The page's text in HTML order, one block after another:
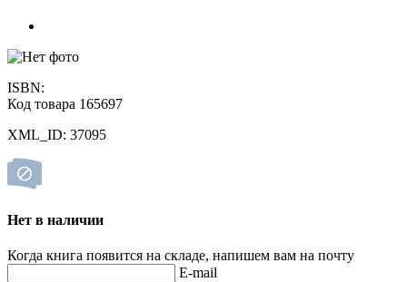
ISBN:
Код товара 165697
XML_ID: 37095
Нет в наличии
Когда книга появится на складе, напишем вам на почту
E-mail